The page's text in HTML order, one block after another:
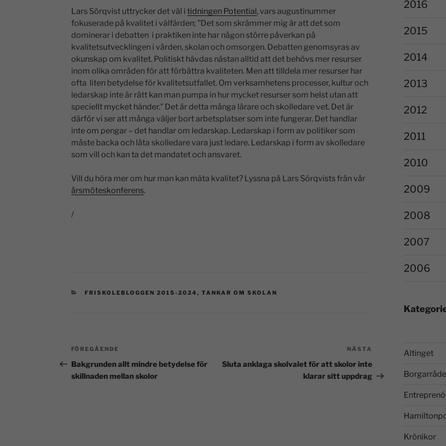
Lars Sörqvist uttrycker det väl i tidningen Potential , vars augustinummer
fokuserade på kvalitet i välfärden; ”Det som skrämmer mig är att det som
dominerar i debatten i praktiken inte har någon större påverkan på
kvalitetsutvecklingen i vården, skolan och omsorgen. Debatten genomsyras av
okunskap om kvalitet. Politiskt hävdas nästan alltid att det behövs mer resurser
inom olika områden för att förbättra kvaliteten. Men att tilldela mer resurser har
ofta liten betydelse för kvalitetsutfallet. Om verksamhetens processer, kultur och
ledarskap inte är rätt kan man pumpa in hur mycket resurser som helst utan att
speciellt mycket händer.” Det är detta många lärare och skolledare vet. Det är
därför vi ser att många väljer bort arbetsplatser som inte fungerar. Det handlar
inte om pengar – det handlar om ledarskap. Ledarskap i form av politiker som
måste backa och låta skolledare vara just ledare. Ledarskap i form av skolledare
som vill och kan ta det mandatet och ansvaret.
Vill du höra mer om hur man kan mäta kvalitet? Lyssna på Lars Sörqvists från vår
årsmöteskonferens.
/
FRISKOLEBLOGGEN 2015-2024, TANKAR OM SKOLAN
FÖREGÅENDE
Bakgrunden allt mindre betydelse för
skillnaden mellan skolor
NÄSTA
Sluta anklaga skolvalet för att skolor inte
klarar sitt uppdrag
2016
2015
2014
2013
2012
2011
2010
2009
2008
2007
2006
Altinget
Krönikor